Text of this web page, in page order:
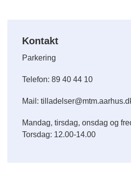
Kontakt
Parkering
Telefon: 89 40 44 10
Mail:
Mandag, tirsdag, onsdag og
Torsdag: 12.00-14.00